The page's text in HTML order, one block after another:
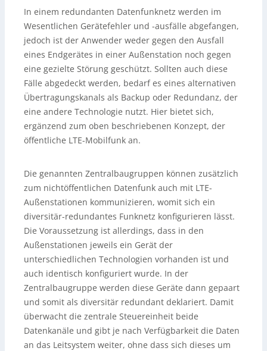
In einem redundanten Datenfunknetz werden im
Wesentlichen Gerätefehler und -ausfälle abgefangen,
jedoch ist der Anwender weder gegen den Ausfall
eines Endgerätes in einer Außenstation noch gegen
eine gezielte Störung geschützt. Sollten auch diese
Fälle abgedeckt werden, bedarf es eines alternativen
Übertragungskanals als Backup oder Redundanz, der
eine andere Technologie nutzt. Hier bietet sich,
ergänzend zum oben beschriebenen Konzept, der
öffentliche LTE-Mobilfunk an.
Die genannten Zentralbaugruppen können zusätzlich
zum nichtöffentlichen Datenfunk auch mit LTE-
Außenstationen kommunizieren, womit sich ein
diversitär-redundantes Funknetz konfigurieren lässt.
Die Voraussetzung ist allerdings, dass in den
Außenstationen jeweils ein Gerät der
unterschiedlichen Technologien vorhanden ist und
auch identisch konfiguriert wurde. In der
Zentralbaugruppe werden diese Geräte dann gepaart
und somit als diversitär redundant deklariert. Damit
überwacht die zentrale Steuereinheit beide
Datenkanäle und gibt je nach Verfügbarkeit die Daten
an das Leitsystem weiter, ohne dass sich dieses um